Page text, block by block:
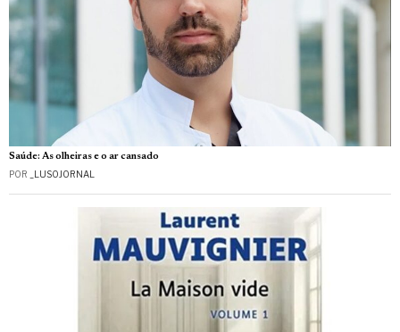
Saúde: As olheiras e o ar cansado
POR _LUSOJORNAL